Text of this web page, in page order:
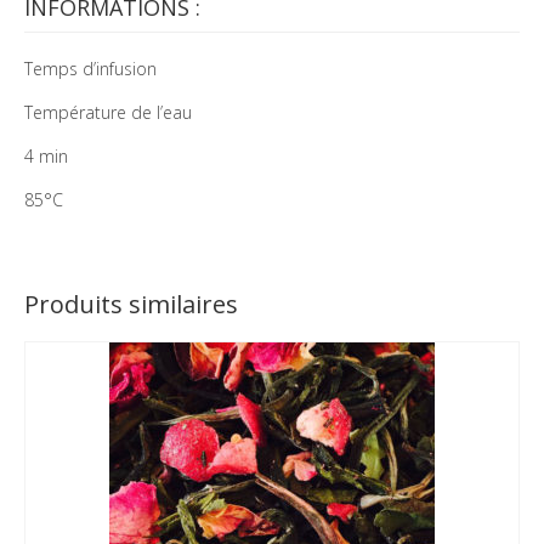
INFORMATIONS :
Temps d’infusion
Température de l’eau
4 min
85°C
Produits similaires